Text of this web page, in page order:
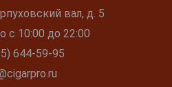
вал, д. 5
с 10:00 до 22:00
644-59-95